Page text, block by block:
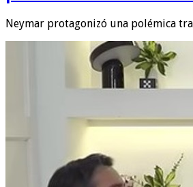
Neymar protagonizó una polémica